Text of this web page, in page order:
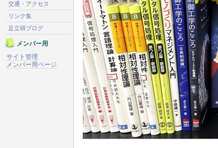
交通・アクセス
リンク集
足立研ブログ
メンバー用
サイト管理
メンバー用ページ